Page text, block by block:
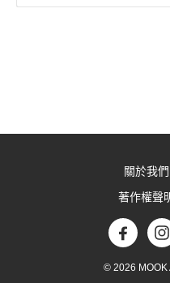
關於我們
著作權聲
© 2026 MOOK